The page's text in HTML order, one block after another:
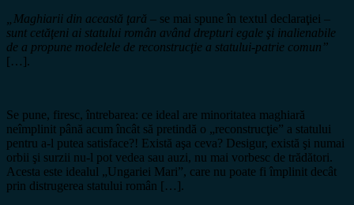
„Maghiarii din această ţară – se mai spune în textul declaraţiei –
sunt cetăţeni ai statului român având drepturi egale şi inalienabile
de a propune modelele de reconstrucţie a statului-patrie comun”
[…].
Se pune, firesc, întrebarea: ce ideal are minoritatea maghiară
neîmplinit până acum încât să pretindă o „reconstrucţie” a statului
pentru a-l putea satisface?! Există aşa ceva? Desigur, există şi numai
orbii şi surzii nu-l pot vedea sau auzi, nu mai vorbesc de trădători.
Acesta este idealul „Ungariei Mari”, care nu poate fi împlinit decât
prin distrugerea statului român […].